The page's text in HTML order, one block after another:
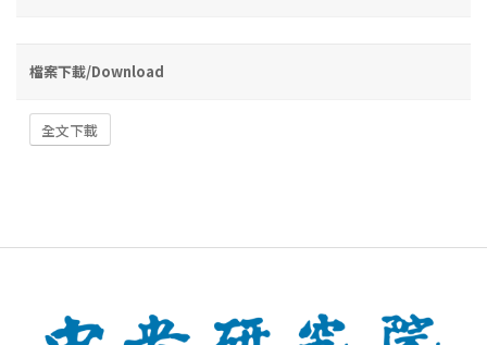
檔案下載/Download
全文下載